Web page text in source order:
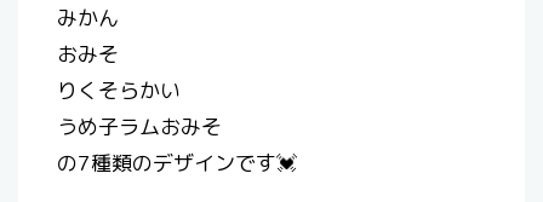
みかん
おみそ
りくそらかい
うめ子ラムおみそ
の7種類のデザインです💓